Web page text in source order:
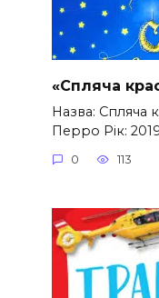
«Спляча
Назва: Спляча
Перро Рік:
0 113